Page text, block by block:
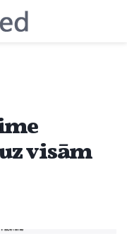
visām